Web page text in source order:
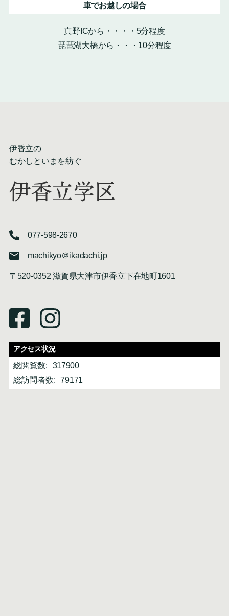
車でお越しの場合
真野ICから・・・・5分程度
琵琶湖大橋から・・・10分程度
伊香立の
むかしといまを紡ぐ
伊香立学区
077-598-2670
machikyo＠ikadachi.jp
〒520-0352 滋賀県大津市伊香立下在地町1601
アクセス状況
総閲覧数:
317900
総訪問者数:
79171